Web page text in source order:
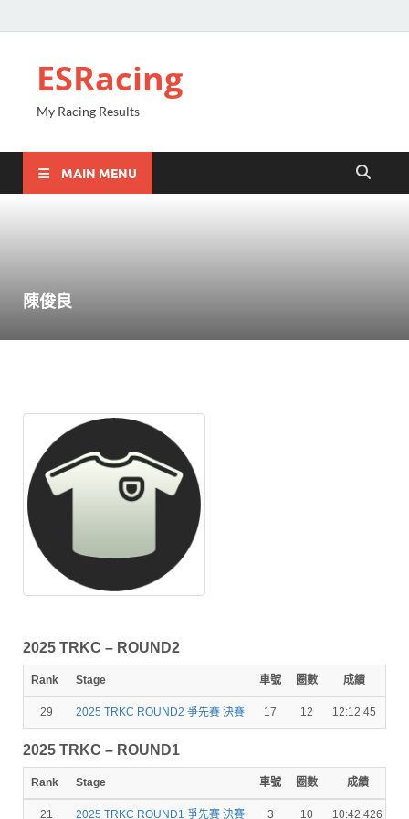
ESRacing
My Racing Results
MAIN MENU
陳俊良
2025 TRKC – ROUND2
Rank Stage 車號 圈數 成績
29 2025 TRKC ROUND2 爭先賽 決賽 17 12 12:12.45
2025 TRKC – ROUND1
Rank Stage 車號 圈數 成績
21 2025 TRKC ROUND1 爭先賽 決賽 3 10 10:42.426